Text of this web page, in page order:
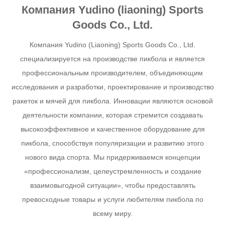
Компания Yudino (liaoning) Sports
Goods Co., Ltd.
Компания Yudino (Liaoning) Sports Goods Co., Ltd.
специализируется на производстве пикбола и является
профессиональным производителем, объединяющим
исследования и разработки, проектирование и производство
ракеток и мячей для пикбола. Инновации являются основой
деятельности компании, которая стремится создавать
высокоэффективное и качественное оборудование для
пикбола, способствуя популяризации и развитию этого
нового вида спорта. Мы придерживаемся концепции
«профессионализм, целеустремленность и создание
взаимовыгодной ситуации», чтобы предоставлять
превосходные товары и услуги любителям пикбола по
всему миру.